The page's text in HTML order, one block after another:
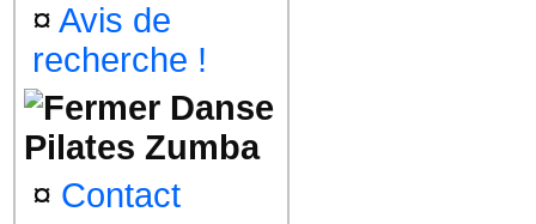
¤ Avis de
recherche !
Danse
Pilates Zumba
¤ Contact